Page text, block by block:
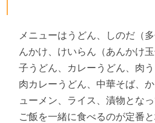
メニューはうどん、しのだ（
んかけ、けいらん（あんかけ
子うどん、カレーうどん、肉
肉カレーうどん、中華そば、
ューメン、ライス、漬物とな
ご飯を一緒に食べるのが定番